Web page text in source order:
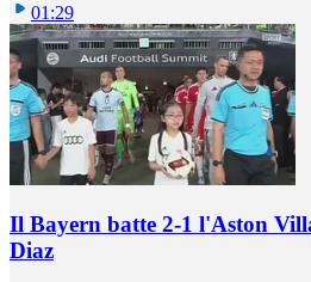
01:29
Il Bayern batte 2-1 l'Aston
Diaz